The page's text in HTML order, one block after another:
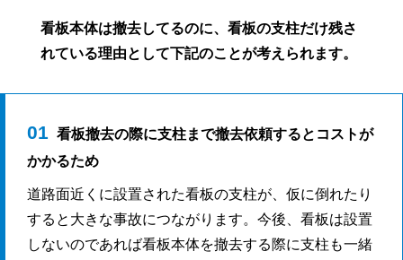
看板本体は撤去してるのに、看板の支柱だけ残さ
れている理由として下記のことが考えられます。
01 看板撤去の際に支柱まで撤去依頼するとコストが
かかるため
道路面近くに設置された看板の支柱が、仮に倒れたり
すると大きな事故につながります。今後、看板は設置
しないのであれば看板本体を撤去する際に支柱も一緒